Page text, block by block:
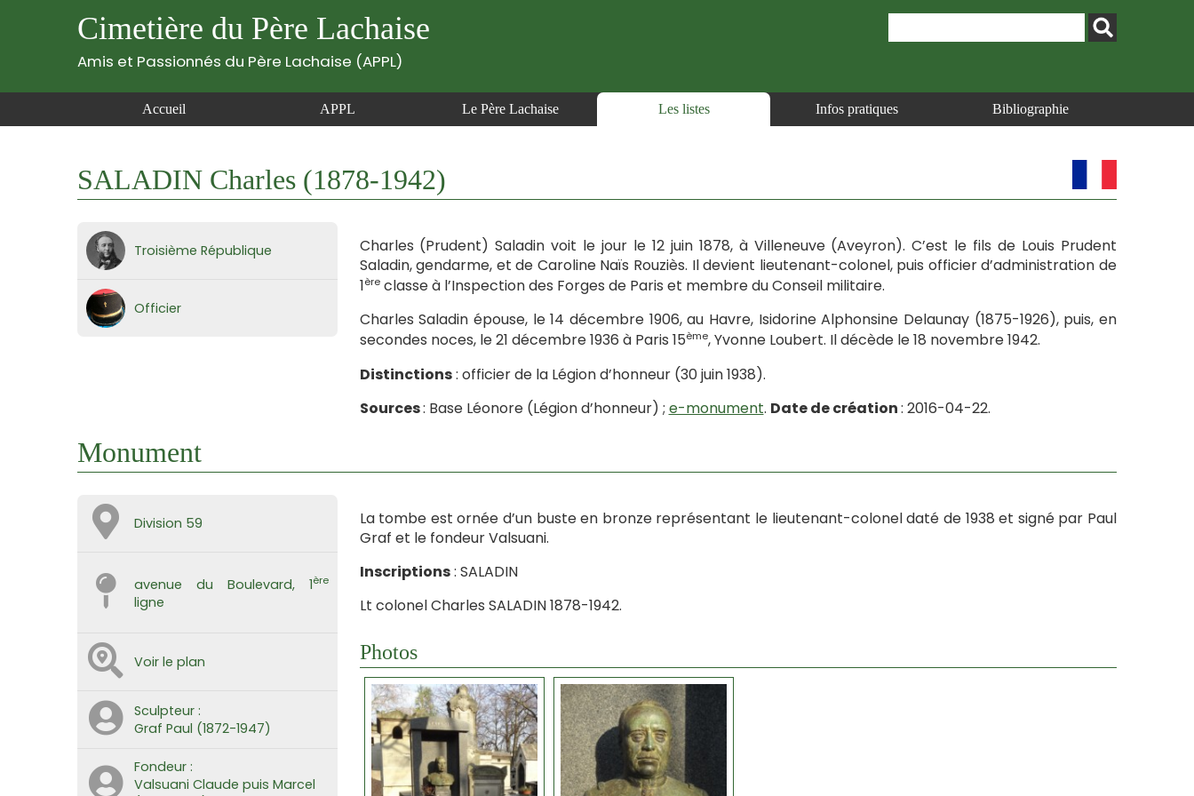
Cimetière du Père Lachaise
Amis et Passionnés du Père Lachaise (APPL)
Accueil APPL Le Père Lachaise Les listes Infos pratiques Bibliographie
SALADIN Charles (1878-1942)
Troisième République
Officier
Charles (Prudent) Saladin voit le jour le 12 juin 1878, à Villeneuve (Aveyron). C’est le fils de Louis Prudent
Saladin, gendarme, et de Caroline Naïs Rouziès. Il devient lieutenant-colonel, puis officier d’administration de
1èreclasse à l’Inspection des Forges de Paris et membre du Conseil militaire.
Charles Saladin épouse, le 14 décembre 1906, au Havre, Isidorine Alphonsine Delaunay (1875-1926), puis, en
secondes noces, le 21 décembre 1936 à Paris 15ème, Yvonne Loubert. Il décède le 18 novembre 1942.
Distinctions: officier de la Légion d’honneur (30 juin 1938).
Sources: Base Léonore (Légion d’honneur) ; e-monument. Date de création: 2016-04-22.
Monument
Division 59
avenue du Boulevard, 1ère
ligne
Voir le plan
Sculpteur :
Graf Paul (1872-1947)
Fondeur :
Valsuani Claude puis Marcel
La tombe est ornée d’un buste en bronze représentant le lieutenant-colonel daté de 1938 et signé par Paul
Graf et le fondeur Valsuani.
Inscriptions: SALADIN
Lt colonel Charles SALADIN 1878-1942.
Photos